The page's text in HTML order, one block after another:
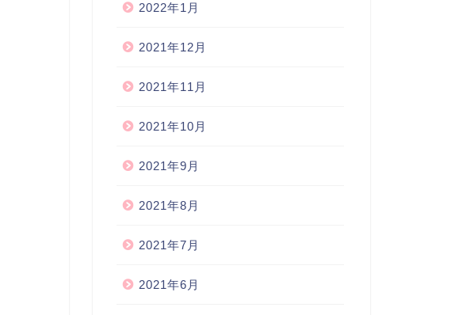
2022年1月
2021年12月
2021年11月
2021年10月
2021年9月
2021年8月
2021年7月
2021年6月